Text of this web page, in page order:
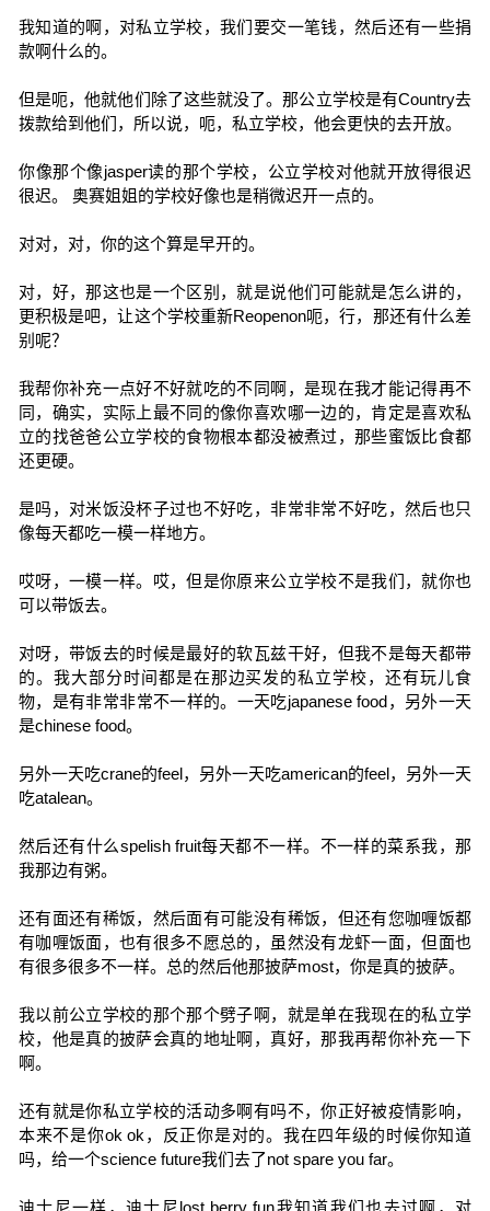
我知道的啊，对私立学校，我们要交一笔钱，然后还有一些捐
款啊什么的。
但是呃，他就他们除了这些就没了。那公立学校是有Country去
拨款给到他们，所以说，呃，私立学校，他会更快的去开放。
你像那个像jasper读的那个学校，公立学校对他就开放得很迟
很迟。 奥赛姐姐的学校好像也是稍微迟开一点的。
对对，对，你的这个算是早开的。
对，好，那这也是一个区别，就是说他们可能就是怎么讲的，
更积极是吧，让这个学校重新Reopenon呃，行，那还有什么差
别呢？
我帮你补充一点好不好就吃的不同啊，是现在我才能记得再不
同，确实，实际上最不同的像你喜欢哪一边的，肯定是喜欢私
立的找爸爸公立学校的食物根本都没被煮过，那些蜜饭比食都
还更硬。
是吗，对米饭没杯子过也不好吃，非常非常不好吃，然后也只
像每天都吃一模一样地方。
哎呀，一模一样。哎，但是你原来公立学校不是我们，就你也
可以带饭去。
对呀，带饭去的时候是最好的软瓦兹干好，但我不是每天都带
的。我大部分时间都是在那边买发的私立学校，还有玩儿食
物，是有非常非常不一样的。一天吃japanese food，另外一天
是chinese food。
另外一天吃crane的feel，另外一天吃american的feel，另外一天
吃atalean。
然后还有什么spelish fruit每天都不一样。不一样的菜系我，那
我那边有粥。
还有面还有稀饭，然后面有可能没有稀饭，但还有您咖喱饭都
有咖喱饭面，也有很多不愿总的，虽然没有龙虾一面，但面也
有很多很多不一样。总的然后他那披萨most，你是真的披萨。
我以前公立学校的那个那个劈子啊，就是单在我现在的私立学
校，他是真的披萨会真的地址啊，真好，那我再帮你补充一下
啊。
还有就是你私立学校的活动多啊有吗不，你正好被疫情影响，
本来不是你ok ok，反正你是对的。我在四年级的时候你知道
吗，给一个science future我们去了not spare you far。
迪士尼一样，迪士尼lost berry fun我知道我们也去过啊，对